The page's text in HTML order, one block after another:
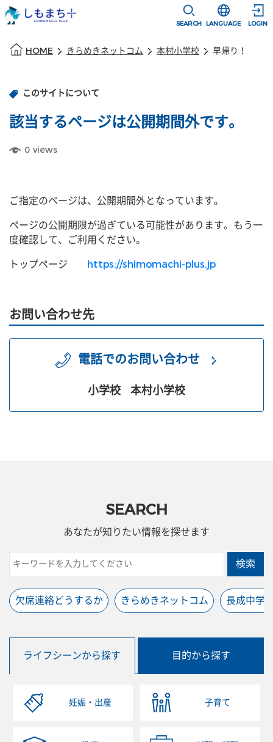
SEARCH
選択すると言
LANGUAGE LOGIN
HOME きらめきネットコム 本村小学校 早帰り！
このサイトについて
該当するページは公開期間外です。
0 views
ご指定のページは、公開期間外となっています。
ページの公開期限が過ぎている可能性があります。もう一
度確認して、ご利用ください。
トップページ
https://shimomachi-plus.jp
お問い合わせ先
電話でのお問い合わせ
小学校 本村小学校
SEARCH
あなたが知りたい情報を探せます
検索
欠席連絡どうするか きらめきネットコム 長成中学
ライフシーンから探す 目的から探す
妊娠・出産 子育て